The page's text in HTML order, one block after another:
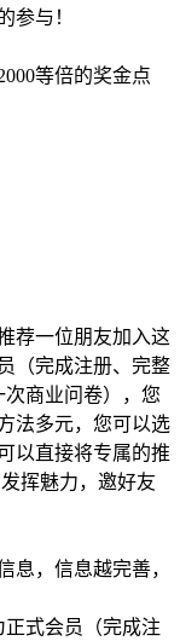
参与！
等倍的奖金点
荐一位朋友加入这
（完成注册、完整
商业问卷），您
法多元，您可以选
以直接将专属的推
挥魅力，邀好友
息，信息越完善，
式会员（完成注